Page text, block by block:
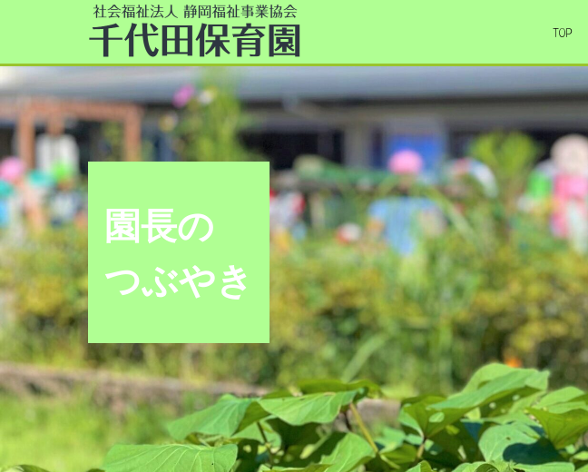
TOP
園長の
つぶやき